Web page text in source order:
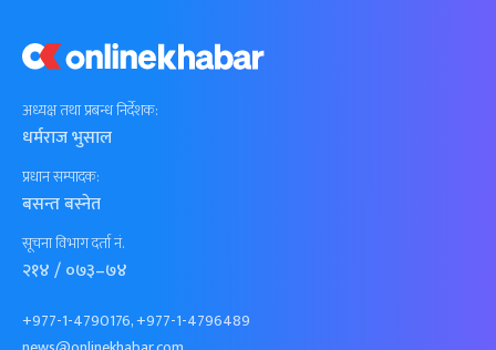
अध्यक्ष तथा प्रबन्ध निर्देशक:
धर्मराज भुसाल
प्रधान सम्पादक:
बसन्त बस्नेत
सूचना विभाग दर्ता नं.
२१४ / ०७३–७४
+977-1-4790176, +977-1-4796489